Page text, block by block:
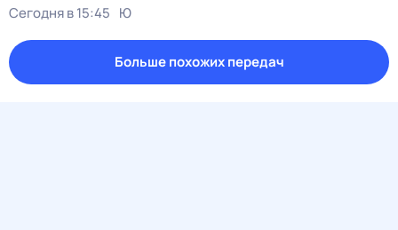
Сегодня в 15:45 Ю
Больше похожих передач